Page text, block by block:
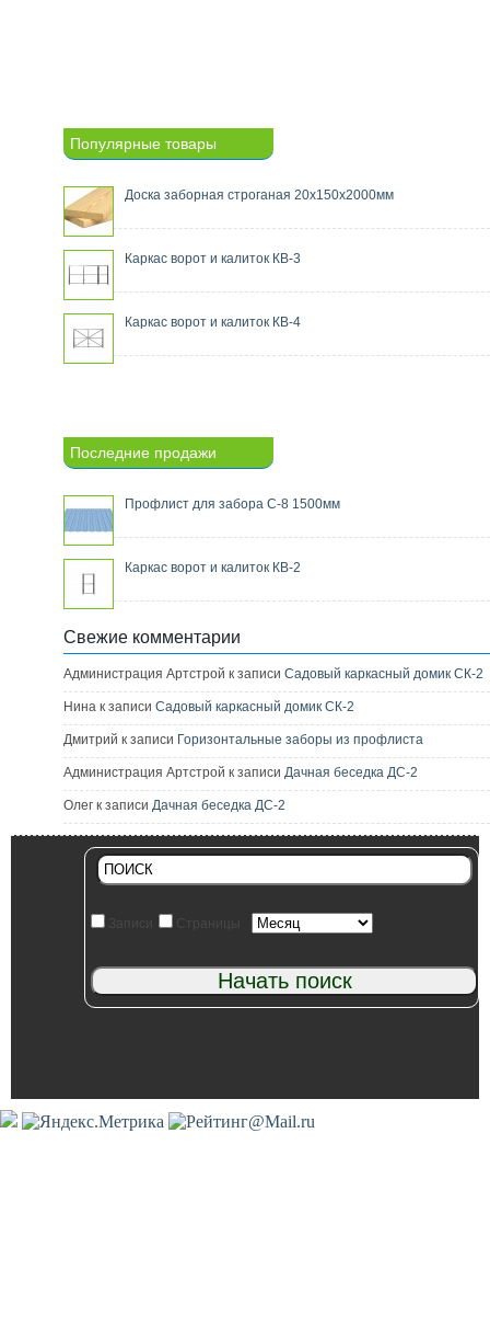
Популярные товары
Доска заборная строганая 20х150х2000мм
Каркас ворот и калиток КВ-3
Каркас ворот и калиток КВ-4
Последние продажи
Профлист для забора С-8 1500мм
Каркас ворот и калиток КВ-2
Свежие комментарии
Администрация Артстрой к записи Садовый каркасный домик СК-2
Нина к записи Садовый каркасный домик СК-2
Дмитрий к записи Горизонтальные заборы из профлиста
Администрация Артстрой к записи Дачная беседка ДС-2
Олег к записи Дачная беседка ДС-2
Записи Страницы